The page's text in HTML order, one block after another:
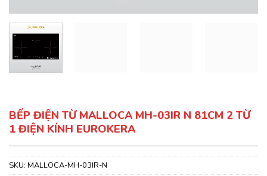
BẾP ĐIỆN TỪ MALLOCA MH-03IR N 81CM 2 TỪ
1 ĐIỆN KÍNH EUROKERA
SKU: MALLOCA-MH-03IR-N